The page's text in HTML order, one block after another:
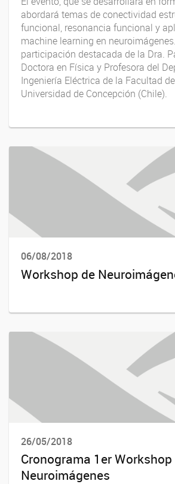
abordará temas de conectividad
funcional, resonancia funcional y
machine learning en
participación destacada de la Dra.
Doctora en Física y Profesora del
Ingeniería Eléctrica de la Facultad
Universidad de Concepción (Chile).
06/08/2018
Workshop de
26/05/2018
Cronograma 1er Workshop
Neuroimágenes